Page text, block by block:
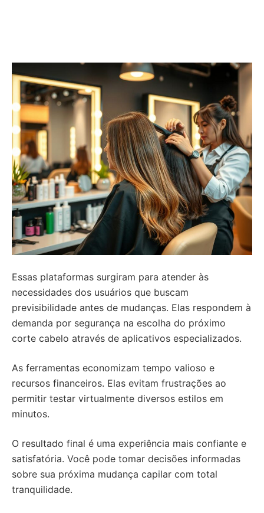
Essas plataformas surgiram para atender às
necessidades dos usuários que buscam
previsibilidade antes de mudanças. Elas respondem à
demanda por segurança na escolha do próximo
corte cabelo através de aplicativos especializados.
As ferramentas economizam tempo valioso e
recursos financeiros. Elas evitam frustrações ao
permitir testar virtualmente diversos estilos em
minutos.
O resultado final é uma experiência mais confiante e
satisfatória. Você pode tomar decisões informadas
sobre sua próxima mudança capilar com total
tranquilidade.